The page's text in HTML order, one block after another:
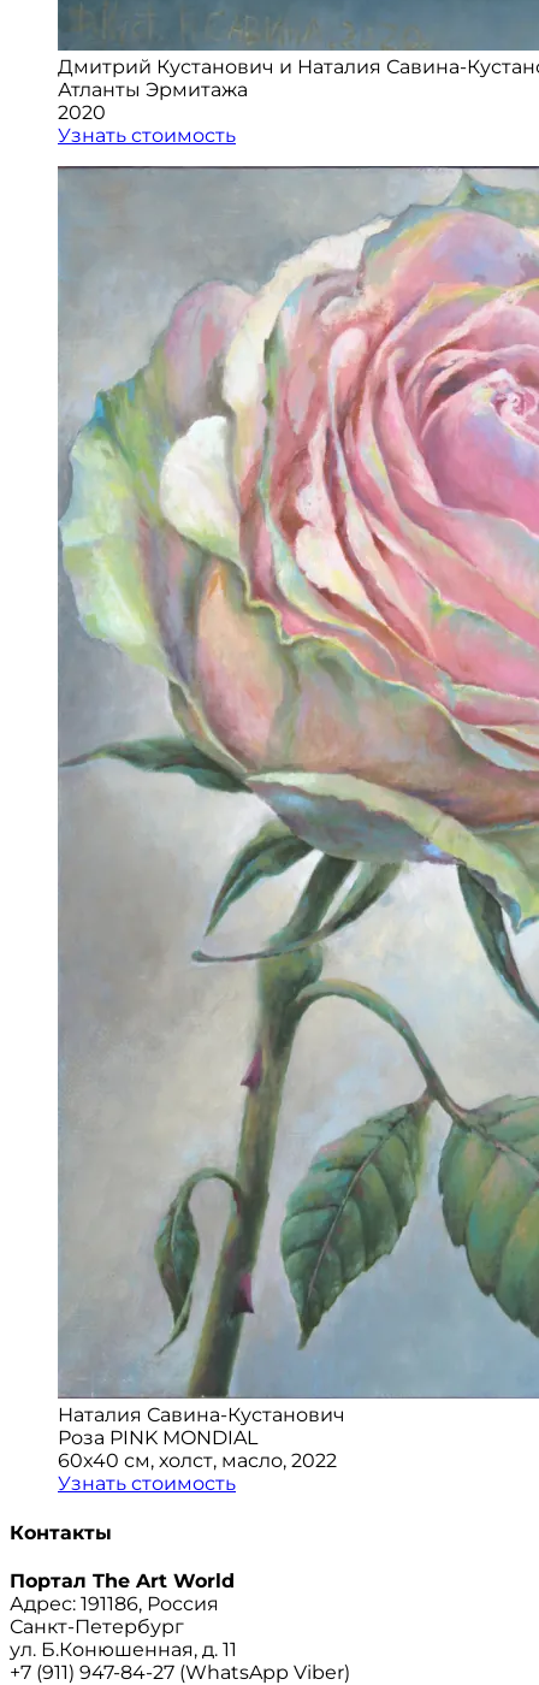
Дмитрий Кустанович и Наталия Савина-
Атланты Эрмитажа
2020
Узнать стоимость
Наталия Савина-Кустанович
Роза PINK MONDIAL
60x40 см, холст, масло, 2022
Узнать стоимость
Контакты
Портал The Art World
Адрес: 191186, Россия
Санкт-Петербург
ул. Б.Конюшенная, д. 11
+7 (911) 947-84-27 (WhatsApp Viber)